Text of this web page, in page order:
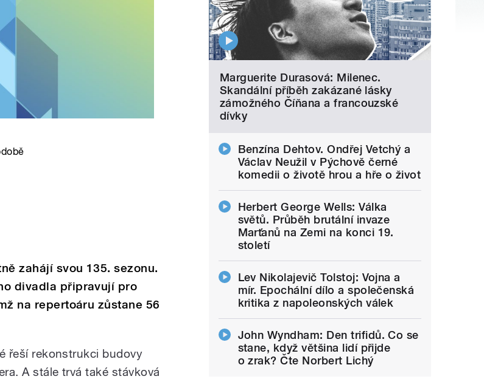
zahájí svou 135. sezonu.
divadla připravují pro
na repertoáru zůstane 56
řeší rekonstrukci budovy
A stále trvá také stávková
Marguerite Durasová: Milenec.
Skandální příběh zakázané lásky
zámožného Číňana a francouzské
dívky
Benzína Dehtov. Ondřej Vetchý a
Václav Neužil v Pýchově černé
komedii o životě hrou a hře o život
Herbert George Wells: Válka
světů. Průběh brutální invaze
Marťanů na Zemi na konci 19.
století
Lev Nikolajevič Tolstoj: Vojna a
mír. Epochální dílo a společenská
kritika z napoleonských válek
John Wyndham: Den trifidů. Co se
stane, když většina lidí přijde
o zrak? Čte Norbert Lichý